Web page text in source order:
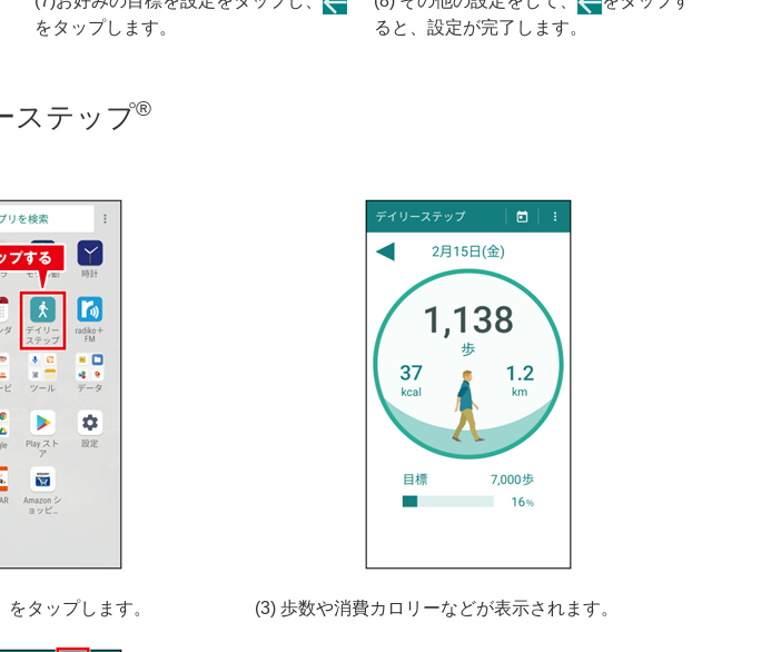
をタップします。
ると、設定が完了します。
ステップ®
タップします。 (3) 歩数や消費カロリーなどが表示されます。